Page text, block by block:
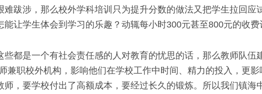
难跋涉，那么校外学科培训只为提升分数的做法又把学生拉回
能让学生体会到学习的乐趣？动辄每小时300元甚至800元的收
是一个有社会责任感的人对教育的忧思的话，那么教师队伍
兼职校外机构，影响他们在学校工作中时间、精力的投入，更
师，要学校付出了高额成本，要经过长久的锻炼。所以我们镇海